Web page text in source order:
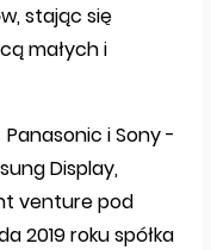
stając się
małych i
i Sony -
Display,
venture pod
2019 roku spółka